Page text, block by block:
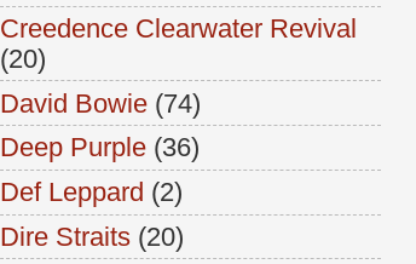
Creedence Clearwater Revival
(20)
David Bowie (74)
Deep Purple (36)
Def Leppard (2)
Dire Straits (20)